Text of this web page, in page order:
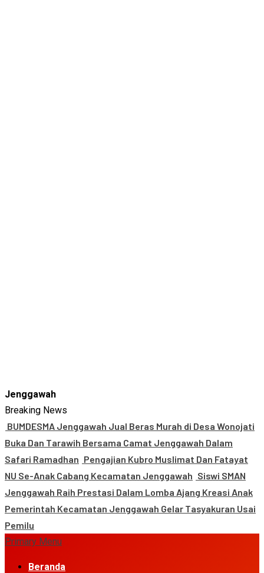
Jenggawah
Breaking News
BUMDESMA Jenggawah Jual Beras Murah di Desa Wonojati
Buka Dan Tarawih Bersama Camat Jenggawah Dalam
Safari Ramadhan Pengajian Kubro Muslimat Dan Fatayat
NU Se-Anak Cabang Kecamatan Jenggawah Siswi SMAN
Jenggawah Raih Prestasi Dalam Lomba Ajang Kreasi Anak
Pemerintah Kecamatan Jenggawah Gelar Tasyakuran Usai
Pemilu
Primary Menu
Beranda